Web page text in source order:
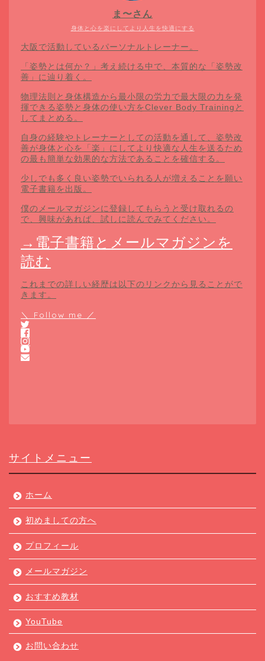
身体と心を楽にしてより人生を快適にする
ま〜さん
大阪で活動しているパーソナルトレーナー。
「姿勢とは何か？」考え続ける中で、本質的な「姿勢改
善」に辿り着く。
物理法則と身体構造から最小限の労力で最大限の力を発
揮できる姿勢と身体の使い方をClever Body Trainingと
してまとめる。
自身の経験やトレーナーとしての活動を通して、姿勢改
善が身体と心を「楽」にしてより快適な人生を送るため
の最も簡単な効果的な方法であることを確信する。
少しでも多く良い姿勢でいられる人が増えることを願い
電子書籍を出版。
僕のメールマガジンに登録してもらうと受け取れるの
で、興味があれば、試しに読んでみてください。
→電子書籍とメールマガジンを
読む
これまでの詳しい経歴は以下のリンクから見ることがで
きます。
＼ Follow me ／
サイトメニュー
ホーム
初めましての方へ
プロフィール
メールマガジン
おすすめ教材
YouTube
お問い合わせ